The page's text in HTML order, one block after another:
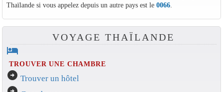
Thaïlande si vous appelez depuis un autre pays est le 0066.
VOYAGE THAÏLANDE
hotel
TROUVER UNE CHAMBRE
arrow_circle_right Trouver un hôtel